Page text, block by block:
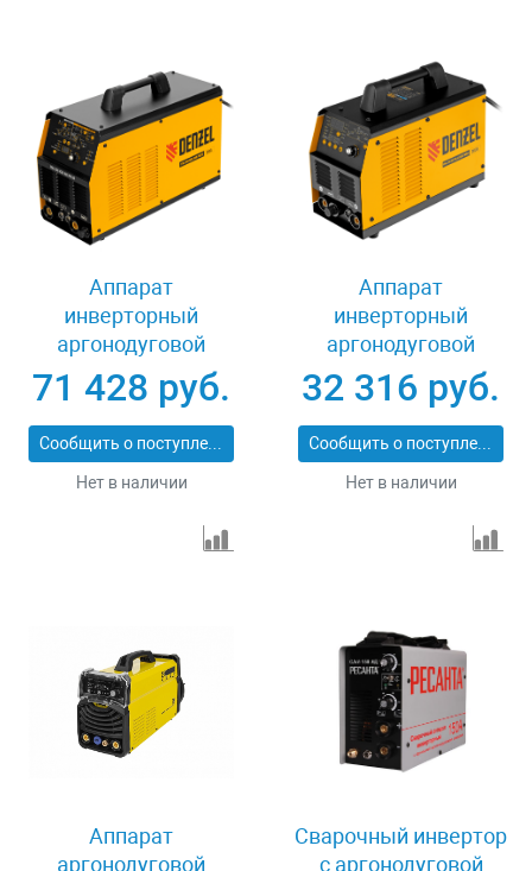
Аппарат
инверторный
аргонодуговой
сварки ITIG-200 ACDC
Mix Pulse, 200 А, ПВ
60% Denzel 94319
71 428 руб.
Сообщить о поступлении
Нет в наличии
Аппарат
инверторный
аргонодуговой
сварки ITIG-200 DС
Pulse Cold Weld, 200
А, ПВ 60% Denzel
94329
32 316 руб.
Сообщить о поступлении
Нет в наличии
Аппарат
аргонодуговой
Сварочный инвертор
с аргонодуговой